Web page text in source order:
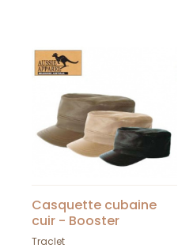
Casquette cubaine
cuir - Booster
Traclet